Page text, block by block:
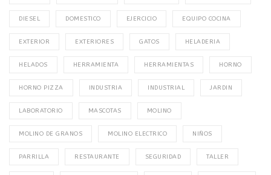
DIESEL DOMESTICO EJERCICIO EQUIPO COCINA
EXTERIOR EXTERIORES GATOS HELADERIA
HELADOS HERRAMIENTA HERRAMIENTAS HORNO
HORNO PIZZA INDUSTRIA INDUSTRIAL JARDIN
LABORATORIO MASCOTAS MOLINO
MOLINO DE GRANOS MOLINO ELECTRICO NIÑOS
PARRILLA RESTAURANTE SEGURIDAD TALLER